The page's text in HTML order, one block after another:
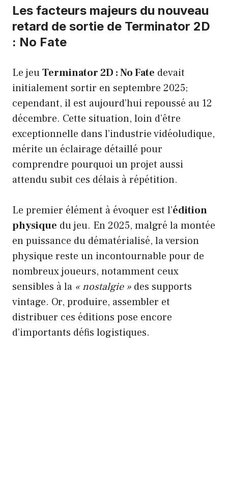
Les facteurs majeurs du nouveau
retard de sortie de Terminator 2D
: No Fate
Le jeuTerminator 2D : No Fate devait
initialement sortir en septembre 2025;
cependant, il est aujourd’hui repoussé au 12
décembre. Cette situation, loin d’être
exceptionnelle dans l’industrie vidéoludique,
mérite un éclairage détaillé pour
comprendre pourquoi un projet aussi
attendu subit ces délais à répétition.
Le premier élément à évoquer est l’édition
physique du jeu. En 2025, malgré la montée
en puissance du dématérialisé, la version
physique reste un incontournable pour de
nombreux joueurs, notamment ceux
sensibles à la « nostalgie » des supports
vintage. Or, produire, assembler et
distribuer ces éditions pose encore
d’importants défis logistiques.